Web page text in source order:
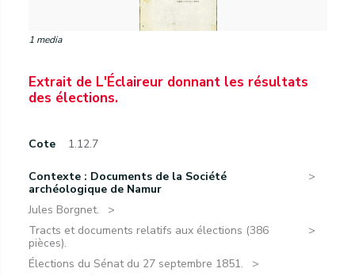
1 media
Extrait de L'Éclaireur donnant les résultats
des élections.
Cote 1.12.7
Contexte : Documents de la Société
archéologique de Namur
Jules Borgnet.
Tracts et documents relatifs aux élections (386
pièces).
Élections du Sénat du 27 septembre 1851.